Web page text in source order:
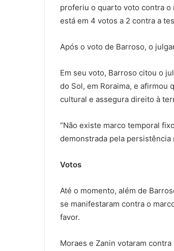
proferiu o quarto voto contra o
está em 4 votos a 2 contra a
Após o voto de Barroso, o
Em seu voto, Barroso citou o
do Sol, em Roraima, e afirmou
cultural e assegura direito à
“Não existe marco temporal
demonstrada pela persistência
Votos
Até o momento, além de
se manifestaram contra o
favor.
Moraes e Zanin votaram